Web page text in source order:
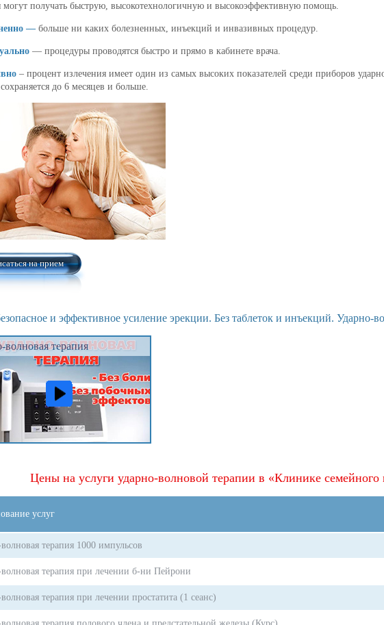
могут получать быструю, высокотехнологичную и высокоэффективную помощь.
— больше ни каких болезненных, инъекций и инвазивных процедур.
— процедуры проводятся быстро и прямо в кабинете врача.
– процент излечения имеет один из самых высоких показателей среди приборов
сохраняется до 6 месяцев и больше.
на прием
и эффективное усиление эрекции. Без таблеток и инъекций. Ударно-
волновая терапия
Цены на услуги ударно-волновой терапии в «Клинике семейного
услуг
терапия 1000 импульсов
терапия при лечении б-ни Пейрони
терапия при лечении простатита (1 сеанс)